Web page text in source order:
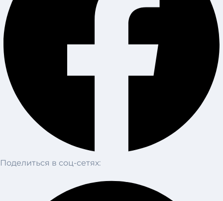
Поделиться в соц-сетях: